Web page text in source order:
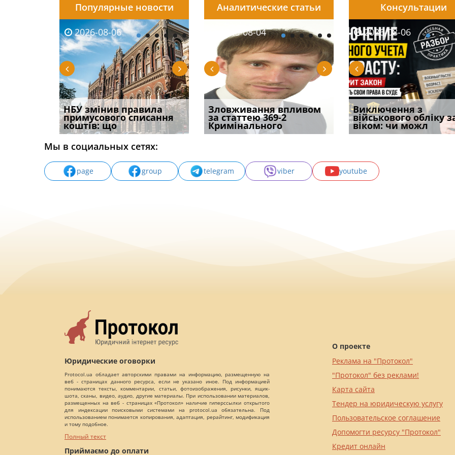
Популярные новости
2026-08-06
НБУ змінив правила
примусового списання
коштів: що
2026-08-05
Правомірним і
ефективним способом
захисту речових
2026-08-05
Чоловік помер, але
позика залишилася: як
фраза «на
Аналитические статьи
2026-08-03
Водії можуть отримати
компенсацію за
незаконні дії
2026-08-04
Зловживання впливом
за статтею 369-2
Кримінального
2026-08-04
Переоформлення
відстрочки за іншою
підставою: нов
Консультации
2026-07-27
Бронирование отменят с
1 сентября? Что на
самом де
2026-08-06
Виключення з
військового обліку
віком: чи можл
2026-07-30
Восьмий ААС
підтвердив, що
може скас
Мы в социальных сетях:
page group telegram viber youtube
Юридические оговорки
Protocol.ua обладает авторскими правами на информацию, размещенную на
веб - страницах данного ресурса, если не указано иное. Под информацией
понимаются тексты, комментарии, статьи, фотоизображения, рисунки, ящик-
шота, сканы, видео, аудио, другие материалы. При использовании материалов,
размещенных на веб - страницах «Протокол» наличие гиперссылки открытого
для индексации поисковыми системами на protocol.ua обязательна. Под
использованием понимается копирования, адаптация, рерайтинг, модификация
и тому подобное.
Полный текст
Приймаємо до оплати
О проекте
Реклама на "Протокол"
"Протокол" без реклами!
Карта сайта
Тендер на юридическую услугу
Пользовательское соглашение
Допомогти ресурсу "Протокол"
Кредит онлайн